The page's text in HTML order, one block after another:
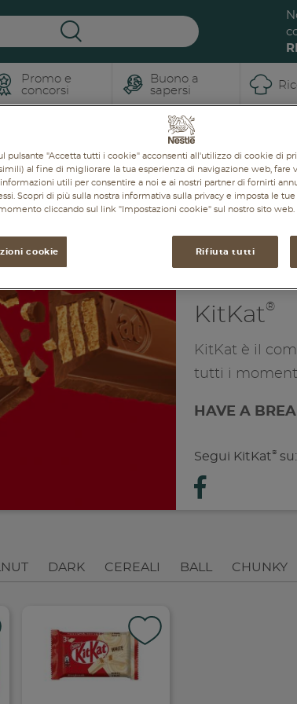
Promo e
concorsi
Buono a
sapersi
KitKat®
KitKat è il
tutti i
HAVE A
Segui KitKat® su:
DARK CEREALI BALL CHUNKY
pulsante "Accetta tutti i cookie" acconsenti all'utilizzo di cookie di
al fine di migliorare la tua esperienza di navigazione web, fare
utili per consentire a noi e ai nostri partner di fornirti
Scopri di più sulla nostra informativa sulla privacy e imposta le
cliccando sul link "Impostazioni cookie" sul nostro sito web.
cookie Rifiuta tutti